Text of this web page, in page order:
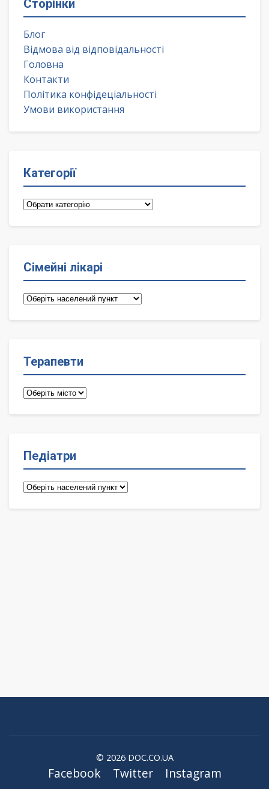
Сторінки
Блог
Відмова від відповідальності
Головна
Контакти
Політика конфідеціальності
Умови використання
Категорії
Категорії
Сімейні лікарі
Сімейні
Терапевти
Терапевти
Педіатри
Педіатри
© 2026 DOC.CO.UA
Facebook Twitter Instagram